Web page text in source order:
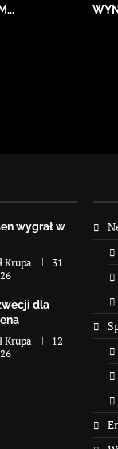
wygrał w
Krupa
31
dla
Krupa
12